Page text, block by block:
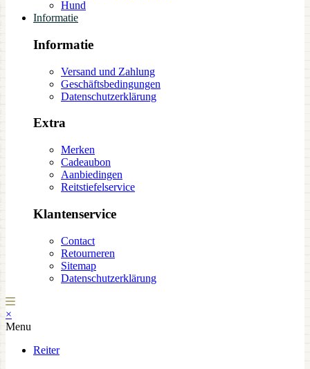
Hund
Informatie
Informatie
Versand und Zahlung
Geschäftsbedingungen
Datenschutzerklärung
Extra
Merken
Cadeaubon
Aanbiedingen
Reitstiefelservice
Klantenservice
Contact
Retourneren
Sitemap
Datenschutzerklärung
×
Menu
Reiter